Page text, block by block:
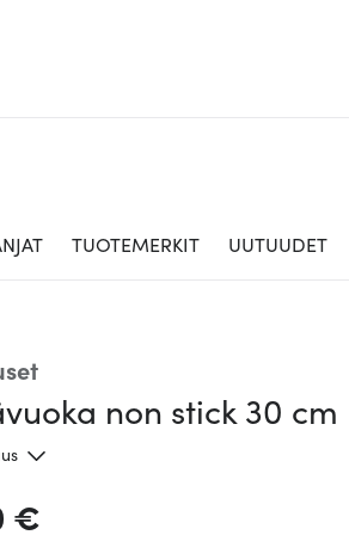
TUOTEMERKIT UUTUUDET
non stick 30 cm
€